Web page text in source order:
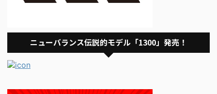
ニューバランス伝説的モデル「1300」発売！